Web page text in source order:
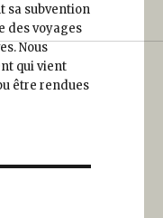
sa subvention
des voyages
Nous
qui vient
être rendues